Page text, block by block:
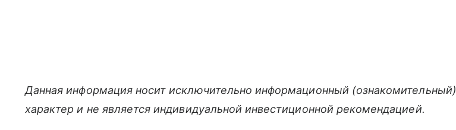
Данная информация носит исключительно информационный (ознакомительный)
характер и не является индивидуальной инвестиционной рекомендацией.